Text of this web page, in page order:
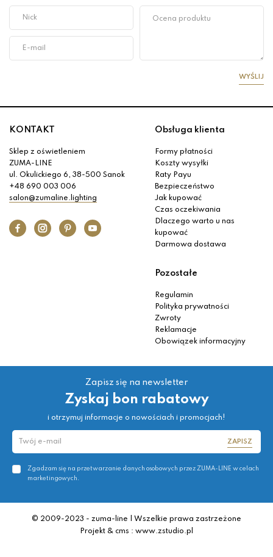
WYŚLIJ
KONTAKT
Sklep z oświetleniem
ZUMA-LINE
ul. Okulickiego 6, 38-500 Sanok
+48 690 003 006
salon@zumaline.lighting
Obsługa klienta
Formy płatności
Koszty wysyłki
Raty Payu
Bezpieczeństwo
Jak kupować
Czas oczekiwania
Dlaczego warto u nas
kupować
Darmowa dostawa
Pozostałe
Regulamin
Polityka prywatności
Zwroty
Reklamacje
Obowiązek informacyjny
Zapisz się na newsletter
Zyskaj bon rabatowy
i otrzymuj informacje o nowościach i promocjach!
ZAPISZ
Zgadzam się na przetwarzanie danych osobowych przez ZUMA-LINE w celach
marketingowych.
© 2009-2023 - zuma-line | Wszelkie prawa zastrzeżone
Projekt & cms : www.zstudio.pl